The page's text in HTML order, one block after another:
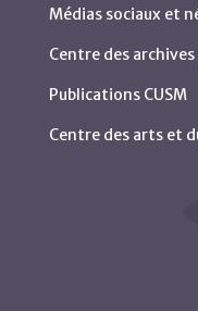
Médias sociaux et
Centre des
Publications CUSM
Centre des arts et